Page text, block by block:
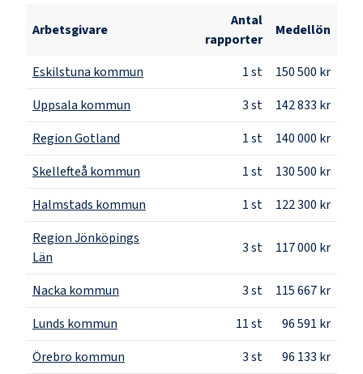
Arbetsgivare
Antal
rapporter
Medellön
Eskilstuna kommun 1st
150 500 kr
Uppsala kommun
3st
142 833 kr
Region Gotland
1st
140 000 kr
Skellefteå kommun
1st
130 500 kr
Halmstads kommun
1st
122 300 kr
Region Jönköpings
Län
3st 117 000 kr
Nacka kommun 3st
115 667 kr
Lunds kommun
11st
96 591 kr
Örebro kommun
3st
96 133 kr